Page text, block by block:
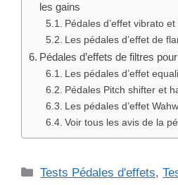
les gains
Pédales d’effet vibrato
Les pédales d’effet de
Pédales d’effets de filtres
Les pédales d’effet
Pédales Pitch shifter et
Les pédales d’effet
Voir tous les avis de la
Catégories
Tests Pédales d'effets,